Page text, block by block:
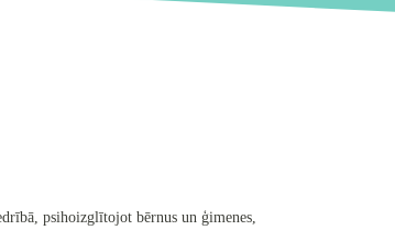
psihoizglītojot bērnus un ģimenes,